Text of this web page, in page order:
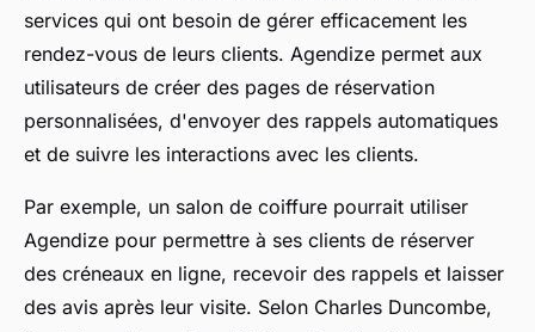
services qui ont besoin de gérer efficacement les
rendez-vous de leurs clients. Agendize permet aux
utilisateurs de créer des pages de réservation
personnalisées, d'envoyer des rappels automatiques
et de suivre les interactions avec les clients.
Par exemple, un salon de coiffure pourrait utiliser
Agendize pour permettre à ses clients de réserver
des créneaux en ligne, recevoir des rappels et laisser
des avis après leur visite. Selon Charles Duncombe,